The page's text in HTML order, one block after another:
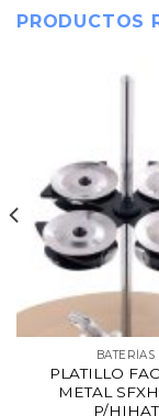
PRODUCTOS
BATERÍAS
PLATILLO
METAL
P/HIHAT